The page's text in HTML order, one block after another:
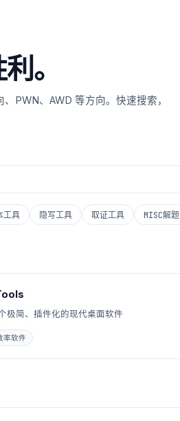
。
PWN、AWD 等方向。快速搜索，
工具 隐写工具 取证工具 MISC解题
极简、插件化的现代桌面软件
率软件